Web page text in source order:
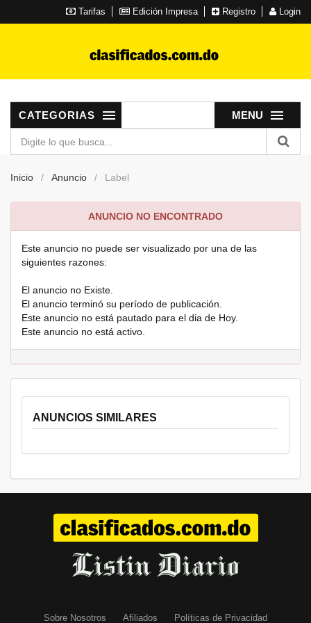
Tarifas Edición Impresa Registro Login
MENU
CATEGORIAS
Inicio Anuncio Label
ANUNCIO NO ENCONTRADO
Este anuncio no puede ser visualizado por una de las
siguientes razones:
El anuncio no Existe.
El anuncio terminó su período de publicación.
Este anuncio no está pautado para el dia de Hoy.
Este anuncio no está activo.
ANUNCIOS SIMILARES
Sobre Nosotros Afiliados Políticas de Privacidad